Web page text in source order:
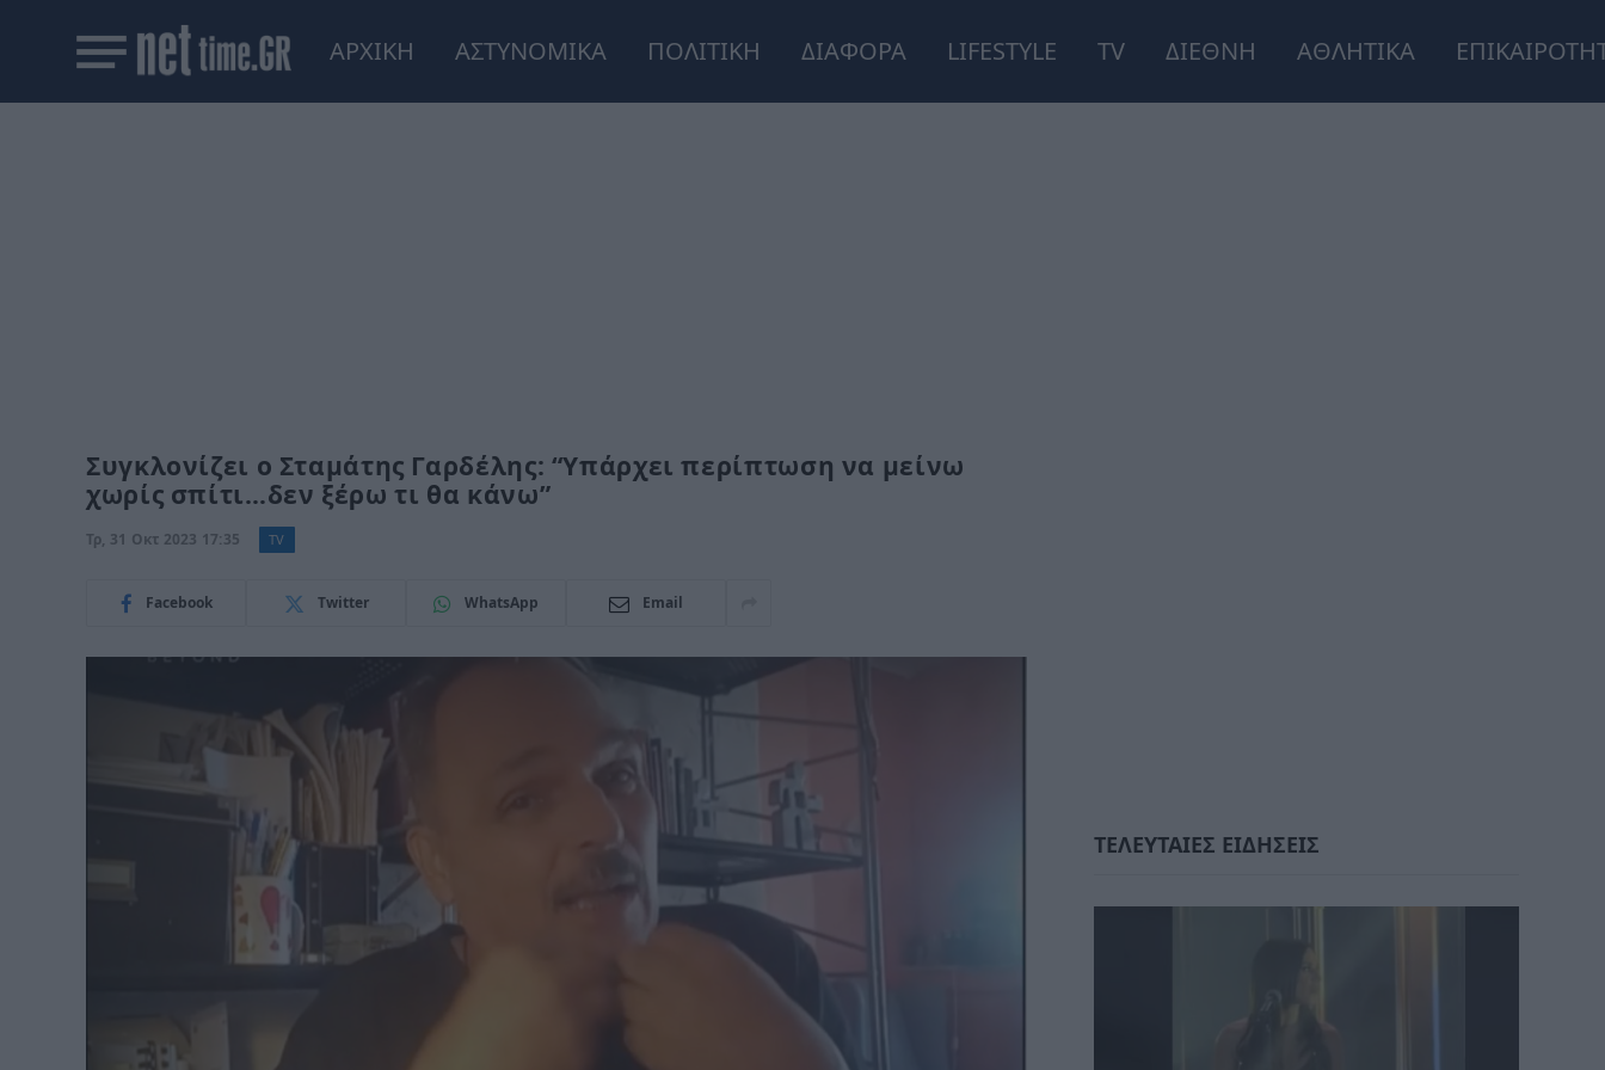
ΑΡΧΙΚΗ ΑΣΤΥΝΟΜΙΚΑ ΠΟΛΙΤΙΚΗ ΔΙΑΦΟΡΑ LIFESTYLE TV ΔΙΕΘΝΗ ΑΘΛΗΤΙΚΑ
Συγκλονίζει ο Σταμάτης Γαρδέλης: “Υπάρχει περίπτωση να μείνω
χωρίς σπίτι…δεν ξέρω τι θα κάνω”
Τρ, 31 Οκτ 2023 17:35 TV
Facebook Twitter WhatsApp Email
ΤΕΛΕΥΤΑΙΕΣ ΕΙΔΗΣΕΙΣ